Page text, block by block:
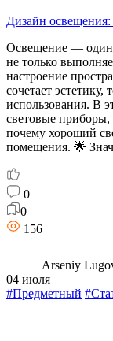
Дизайн
Освещение — один
не только
настроение
сочетает эстетику,
использования. В
световые приборы,
почему хороший
помещения. 🌟
0
0
156
Arseniy
04 июля
#Предметный